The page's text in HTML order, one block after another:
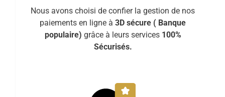
Nous avons choisi de confier la gestion de nos
paiements en ligne à 3D sécure ( Banque
populaire) grâce à leurs services 100%
Sécurisés.